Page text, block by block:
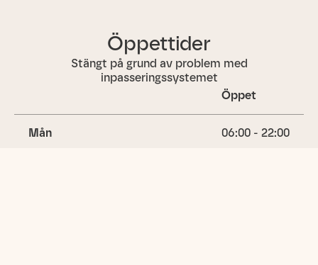
Öppettider
Stängt på grund av problem med
inpasseringssystemet
Öppet
Mån 06:00 - 22:00